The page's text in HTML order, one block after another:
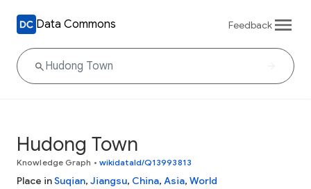
Data Commons Feedback
Hudong Town
Knowledge Graph • wikidataId/Q13993813
Place inSuqian, Jiangsu, China, Asia, World